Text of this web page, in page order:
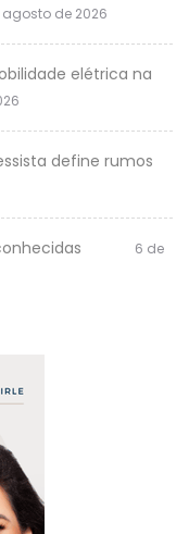
agosto de 2026
elétrica na
define rumos
6 de